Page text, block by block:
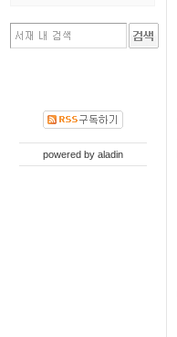
powered by aladin